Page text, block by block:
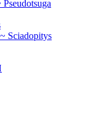
Sciadopitys